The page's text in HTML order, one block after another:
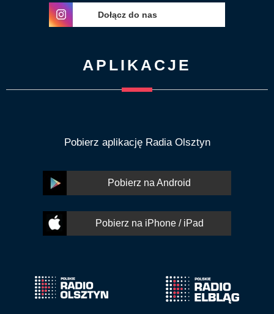
Dołącz do nas
APLIKACJE
Pobierz aplikację Radia Olsztyn
Pobierz na Android
Pobierz na iPhone / iPad